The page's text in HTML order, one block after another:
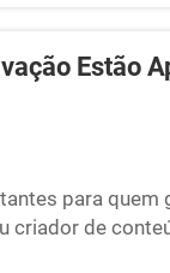
Estão
para quem
criador de
local barulhento,